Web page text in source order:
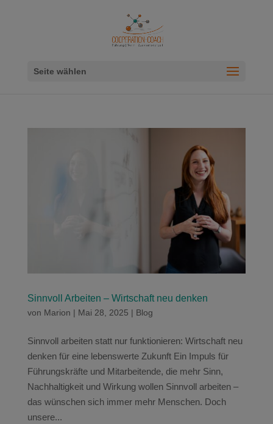
Seite wählen
Sinnvoll Arbeiten – Wirtschaft neu denken
von Marion | Mai 28, 2025 | Blog
Sinnvoll arbeiten statt nur funktionieren: Wirtschaft neu
denken für eine lebenswerte Zukunft Ein Impuls für
Führungskräfte und Mitarbeitende, die mehr Sinn,
Nachhaltigkeit und Wirkung wollen Sinnvoll arbeiten –
das wünschen sich immer mehr Menschen. Doch
unsere...